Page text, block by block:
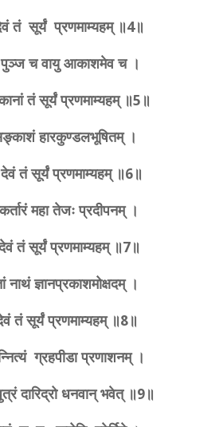
तं सूर्यं प्रणमाम्यहम् ॥4॥
च वायु आकाशमेव च ।
तं सूर्यं प्रणमाम्यहम् ॥5॥
हारकुण्डलभूषितम् ।
तं सूर्यं प्रणमाम्यहम् ॥6॥
महा तेजः प्रदीपनम् ।
तं सूर्यं प्रणमाम्यहम् ॥7॥
नाथं ज्ञानप्रकाशमोक्षदम् ।
तं सूर्यं प्रणमाम्यहम् ॥8॥
ग्रहपीडा प्रणाशनम् ।
दारिद्रो धनवान् भवेत् ॥9॥